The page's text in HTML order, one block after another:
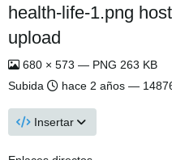
health-life-1.png
upload
680 × 573 — PNG 263 KB
Subida
hace 2 años —
Insertar